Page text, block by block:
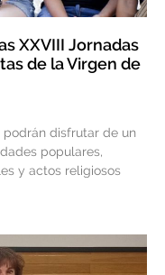
XXVIII Jornadas
de la Virgen de
podrán disfrutar de un
populares,
y actos religiosos